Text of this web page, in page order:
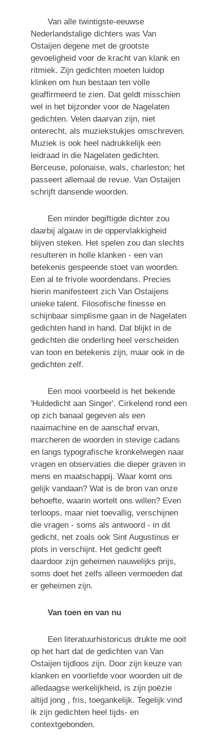
Van alle twintigste-eeuwse
Nederlandstalige dichters was Van
Ostaijen degene met de grootste
gevoeligheid voor de kracht van klank en
ritmiek. Zijn gedichten moeten luidop
klinken om hun bestaan ten volle
geaffirmeerd te zien. Dat geldt misschien
wel in het bijzonder voor de Nagelaten
gedichten. Velen daarvan zijn, niet
onterecht, als muziekstukjes omschreven.
Muziek is ook heel nadrukkelijk een
leidraad in die Nagelaten gedichten.
Berceuse, polonaise, wals, charleston; het
passeert allemaal de revue. Van Ostaijen
schrijft dansende woorden.
Een minder begiftigde dichter zou
daarbij algauw in de oppervlakkigheid
blijven steken. Het spelen zou dan slechts
resulteren in holle klanken - een van
betekenis gespeende stoet van woorden.
Een al te frivole woordendans. Precies
hierin manifesteert zich Van Ostaijens
unieke talent. Filosofische finesse en
schijnbaar simplisme gaan in de Nagelaten
gedichten hand in hand. Dat blijkt in de
gedichten die onderling heel verscheiden
van toon en betekenis zijn, maar ook in de
gedichten zelf.
Een mooi voorbeeld is het bekende
'Huldedicht aan Singer'. Cirkelend rond een
op zich banaal gegeven als een
naaimachine en de aanschaf ervan,
marcheren de woorden in stevige cadans
en langs typografische kronkelwegen naar
vragen en observaties die dieper graven in
mens en maatschappij. Waar komt ons
gelijk vandaan? Wat is de bron van onze
behoefte, waarin wortelt ons willen? Even
terloops, maar niet toevallig, verschijnen
die vragen - soms als antwoord - in dit
gedicht, net zoals ook Sint Augustinus er
plots in verschijnt. Het gedicht geeft
daardoor zijn geheimen nauwelijks prijs,
soms doet het zelfs alleen vermoeden dat
er geheimen zijn.
Van toen en van nu
Een literatuurhistoricus drukte me ooit
op het hart dat de gedichten van Van
Ostaijen tijdloos zijn. Door zijn keuze van
klanken en voorliefde voor woorden uit de
alledaagse werkelijkheid, is zijn poëzie
altijd jong , fris, toegankelijk. Tegelijk vind
ik zijn gedichten heel tijds- en
contextgebonden.